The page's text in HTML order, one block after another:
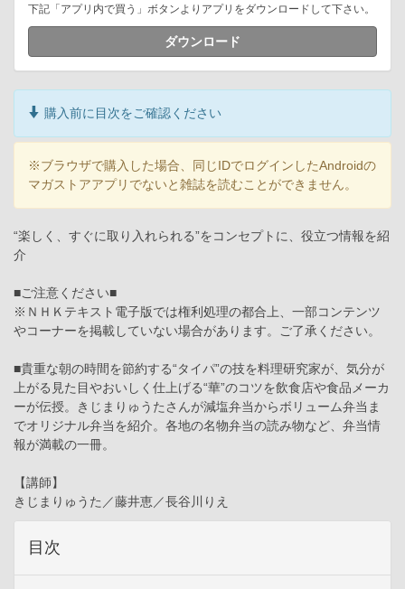
下記「アプリ内で買う」ボタンよりアプリをダウンロードして下さい。
ダウンロード
購入前に目次をご確認ください
※ブラウザで購入した場合、同じIDでログインしたAndroidの
マガストアアプリでないと雑誌を読むことができません。
“楽しく、すぐに取り入れられる”をコンセプトに、役立つ情報を紹
介
■ご注意ください■
※ＮＨＫテキスト電子版では権利処理の都合上、一部コンテンツ
やコーナーを掲載していない場合があります。ご了承ください。
■貴重な朝の時間を節約する“タイパ”の技を料理研究家が、気分が
上がる見た目やおいしく仕上げる“華”のコツを飲食店や食品メーカ
ーが伝授。きじまりゅうたさんが減塩弁当からボリューム弁当ま
でオリジナル弁当を紹介。各地の名物弁当の読み物など、弁当情
報が満載の一冊。
【講師】
きじまりゅうた／藤井恵／長谷川りえ
目次